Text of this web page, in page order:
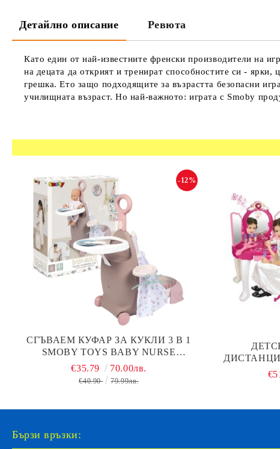
Детайлно описание Ревюта
Като един от най-известните френски производители на
на децата да открият и тренират способностите си - ярки,
грешка. Ето защо подходящите за възрастта безопасни
училищната възраст. Но най-важното: играта с Smoby
СГЪВАЕМ КУФАР ЗА КУКЛИ 3 В 1
SMOBY TOYS BABY NURSE
7600220374
-12%
€35.79 70.00лв.
€40.90 79.99лв.
Бързи връзки: